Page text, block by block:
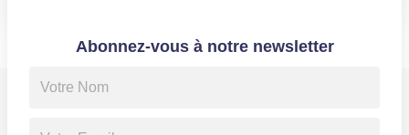
Abonnez-vous à notre newsletter